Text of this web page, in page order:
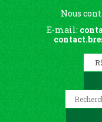
Nous
E-mail: